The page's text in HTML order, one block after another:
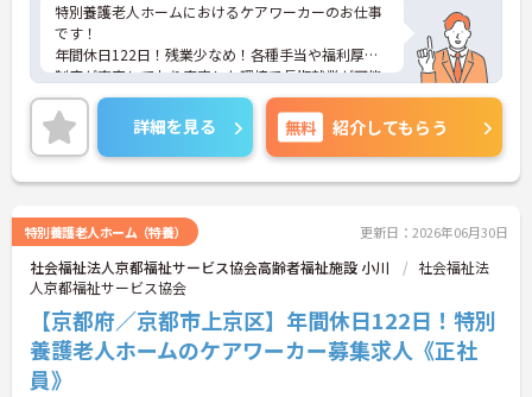
特別養護老人ホームにおけるケアワーカーのお仕事
です！
年間休日122日！残業少なめ！各種手当や福利厚生
制度が充実しており安定した環境で長期就業が可能
です。
ご興味ある方には、面接のポイントなど、さらに詳
細をお話致しますのでお気軽にご相談ください。
詳細を見る 無料 紹介してもらう
特別養護老人ホーム（特養） 更新日：2026年06月30日
社会福祉法人京都福祉サービス協会高齢者福祉施設 小川
社会福祉法
人京都福祉サービス協会
【京都府／京都市上京区】年間休日122日！特別
養護老人ホームのケアワーカー募集求人《正社
員》